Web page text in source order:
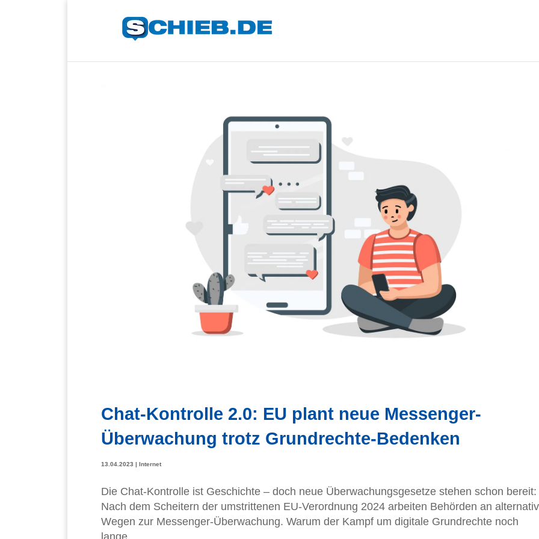
Chat-Kontrolle 2.0: EU plant neue Messenger-
Überwachung trotz Grundrechte-Bedenken
13.04.2023 | Internet
Die Chat-Kontrolle ist Geschichte – doch neue Überwachungsgesetze stehen schon bereit:
Nach dem Scheitern der umstrittenen EU-Verordnung 2024 arbeiten Behörden an
Wegen zur Messenger-Überwachung. Warum der Kampf um digitale Grundrechte noch
lange...